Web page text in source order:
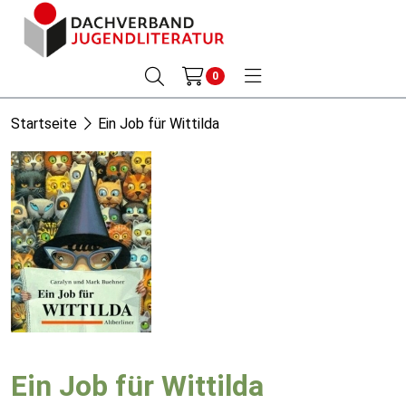
0
Startseite Ein Job für Wittilda
Ein Job für Wittilda